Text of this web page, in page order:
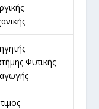
Φυτικής